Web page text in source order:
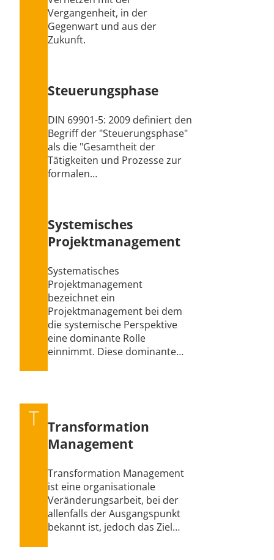
Vergangenheit, in der
Gegenwart und aus der
Zukunft.
Steuerungsphase
DIN 69901-5: 2009 definiert den
Begriff der "Steuerungsphase"
als die "Gesamtheit der
Tätigkeiten und Prozesse zur
formalen…
Systemisches
Projektmanagement
Systematisches
Projektmanagement
bezeichnet ein
Projektmanagement bei dem
die systemische Perspektive
eine dominante Rolle
einnimmt. Diese dominante…
T Transformation
Management
Transformation Management
ist eine organisationale
Veränderungsarbeit, bei der
allenfalls der Ausgangspunkt
bekannt ist, jedoch das Ziel…